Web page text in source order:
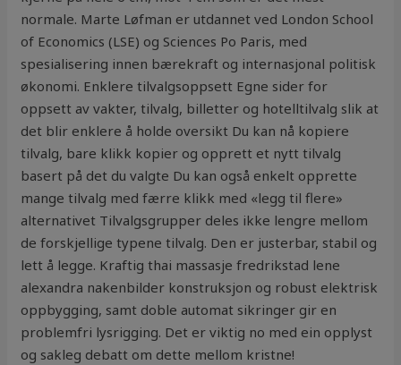
normale. Marte Løfman er utdannet ved London School
of Economics (LSE) og Sciences Po Paris, med
spesialisering innen bærekraft og internasjonal politisk
økonomi. Enklere tilvalgsoppsett Egne sider for
oppsett av vakter, tilvalg, billetter og hotelltilvalg slik at
det blir enklere å holde oversikt Du kan nå kopiere
tilvalg, bare klikk kopier og opprett et nytt tilvalg
basert på det du valgte Du kan også enkelt opprette
mange tilvalg med færre klikk med «legg til flere»
alternativet Tilvalgsgrupper deles ikke lengre mellom
de forskjellige typene tilvalg. Den er justerbar, stabil og
lett å legge. Kraftig thai massasje fredrikstad lene
alexandra nakenbilder konstruksjon og robust elektrisk
oppbygging, samt doble automat sikringer gir en
problemfri lysrigging. Det er viktig no med ein opplyst
og sakleg debatt om dette mellom kristne!